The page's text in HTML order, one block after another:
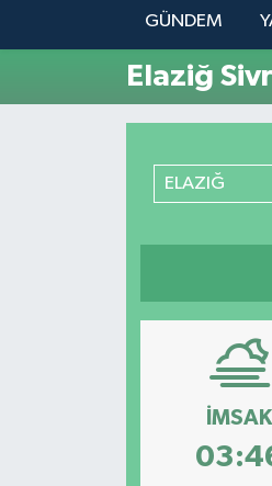
GÜNDEM
Elaziğ
ELAZIĞ
İMSAK